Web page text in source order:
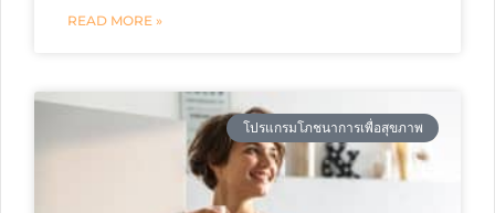
READ MORE »
โปรแกรมโภชนาการเพื่อสุขภาพ